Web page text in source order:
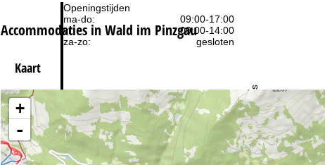
Openingstijden
ma-do:
09:00-17:00
vr:
09:00-14:00
za-zo:
gesloten
Naar contactpagina
Advies
Accommodaties in Wald im Pinzgau
Kaart
+
-